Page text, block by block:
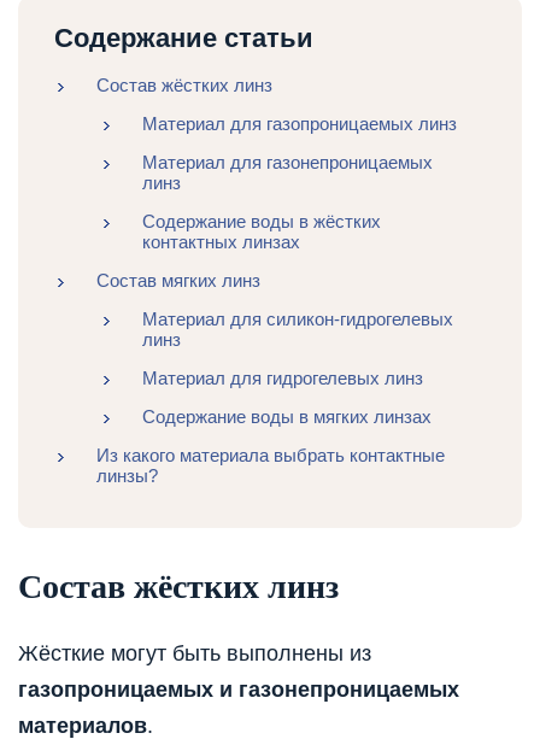
Содержание статьи
Состав жёстких линз
Материал для газопроницаемых линз
Материал для газонепроницаемых
линз
Содержание воды в жёстких
контактных линзах
Состав мягких линз
Материал для силикон-гидрогелевых
линз
Материал для гидрогелевых линз
Содержание воды в мягких линзах
Из какого материала выбрать контактные
линзы?
Состав жёстких линз
Жёсткие могут быть выполнены из
газопроницаемых и газонепроницаемых
материалов.